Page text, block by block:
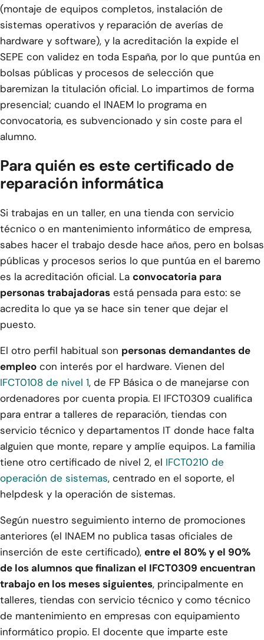
(montaje de equipos completos, instalación de
sistemas operativos y reparación de averías de
hardware y software), y la acreditación la expide el
SEPE con validez en toda España, por lo que puntúa en
bolsas públicas y procesos de selección que
baremizan la titulación oficial. Lo impartimos de forma
presencial; cuando el INAEM lo programa en
convocatoria, es subvencionado y sin coste para el
alumno.
Para quién es este certificado de
reparación informática
Si trabajas en un taller, en una tienda con servicio
técnico o en mantenimiento informático de empresa,
sabes hacer el trabajo desde hace años, pero en bolsas
públicas y procesos serios lo que puntúa en el baremo
es la acreditación oficial. La convocatoria para
personas trabajadoras está pensada para esto: se
acredita lo que ya se hace sin tener que dejar el
puesto.
El otro perfil habitual son personas demandantes de
empleo con interés por el hardware. Vienen del
IFCT0108 de nivel 1, de FP Básica o de manejarse con
ordenadores por cuenta propia. El IFCT0309 cualifica
para entrar a talleres de reparación, tiendas con
servicio técnico y departamentos IT donde hace falta
alguien que monte, repare y amplíe equipos. La familia
tiene otro certificado de nivel 2, el IFCT0210 de
operación de sistemas, centrado en el soporte, el
helpdesk y la operación de sistemas.
Según nuestro seguimiento interno de promociones
anteriores (el INAEM no publica tasas oficiales de
inserción de este certificado), entre el 80% y el 90%
de los alumnos que finalizan el IFCT0309 encuentran
trabajo en los meses siguientes, principalmente en
talleres, tiendas con servicio técnico y como técnico
de mantenimiento en empresas con equipamiento
informático propio. El docente que imparte este